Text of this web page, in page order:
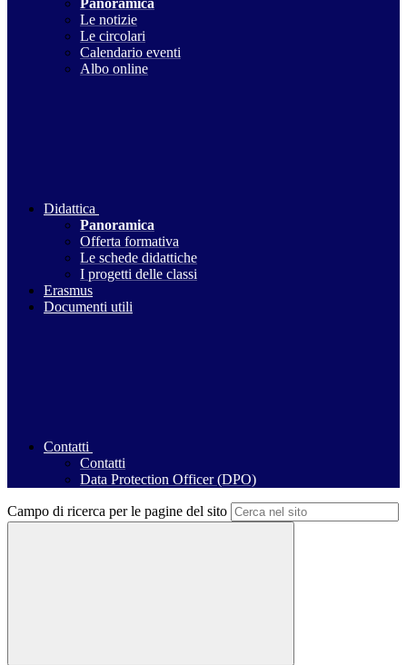
Panoramica
Le notizie
Le circolari
Calendario eventi
Albo online
Didattica
Panoramica
Offerta formativa
Le schede didattiche
I progetti delle classi
Erasmus
Documenti utili
Contatti
Contatti
Data Protection Officer (DPO)
Campo di ricerca per le pagine del sito